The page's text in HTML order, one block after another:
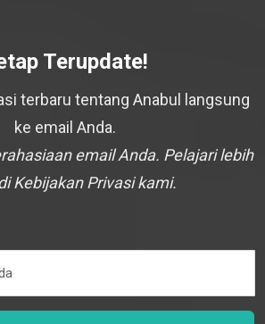
Terupdate!
terbaru tentang Anabul langsung
ke email Anda.
email Anda. Pelajari lebih
Kebijakan Privasi kami.